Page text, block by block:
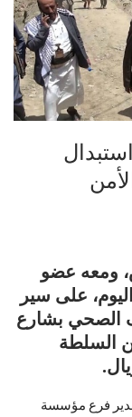
ومعه عضو
على سير
الصحي بشارع
السلطة
فرع مؤسسة